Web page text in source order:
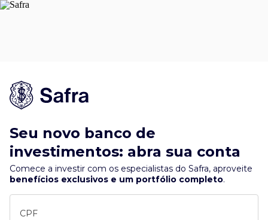
Seu novo banco de
investimentos: abra sua conta
Comece a investir com os especialistas do Safra, aproveite
benefícios exclusivos e um portfólio completo.
CPF